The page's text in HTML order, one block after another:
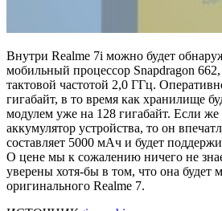
Внутри Realme 7i можно будет
мобильный процессор Snapdragon
тактовой частотой 2,0 ГГц.
гигабайт, в то время как хранилище
модулем уже на 128 гигабайт. Если же
аккумулятор устройства, то он
составляет 5000 мАч и будет
О цене мы к сожалению ничего не
уверены хотя-бы в том, что она будет
оригинального Realme 7.